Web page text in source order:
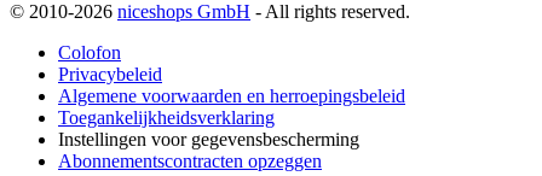
© 2010-2026 niceshops GmbH - All rights reserved.
Colofon
Privacybeleid
Algemene voorwaarden en herroepingsbeleid
Toegankelijkheidsverklaring
Instellingen voor gegevensbescherming
Abonnementscontracten opzeggen